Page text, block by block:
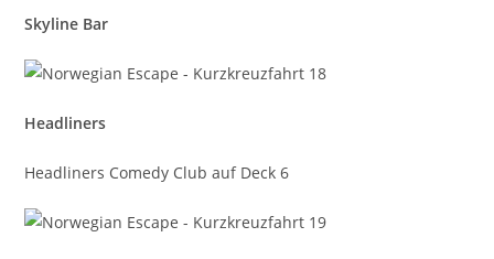
Skyline Bar
Headliners
Headliners Comedy Club auf Deck 6